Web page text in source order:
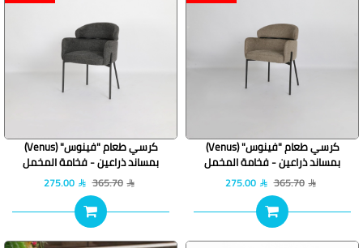
كرسي طعام "فينوس" (Venus)
بمساند ذراعين - فخامة المخمل
باللون البيج275.00 365.70
كرسي طعام "فينوس" (Venus)
بمساند ذراعين - فخامة المخمل
باللون الرمادي275.00 365.70